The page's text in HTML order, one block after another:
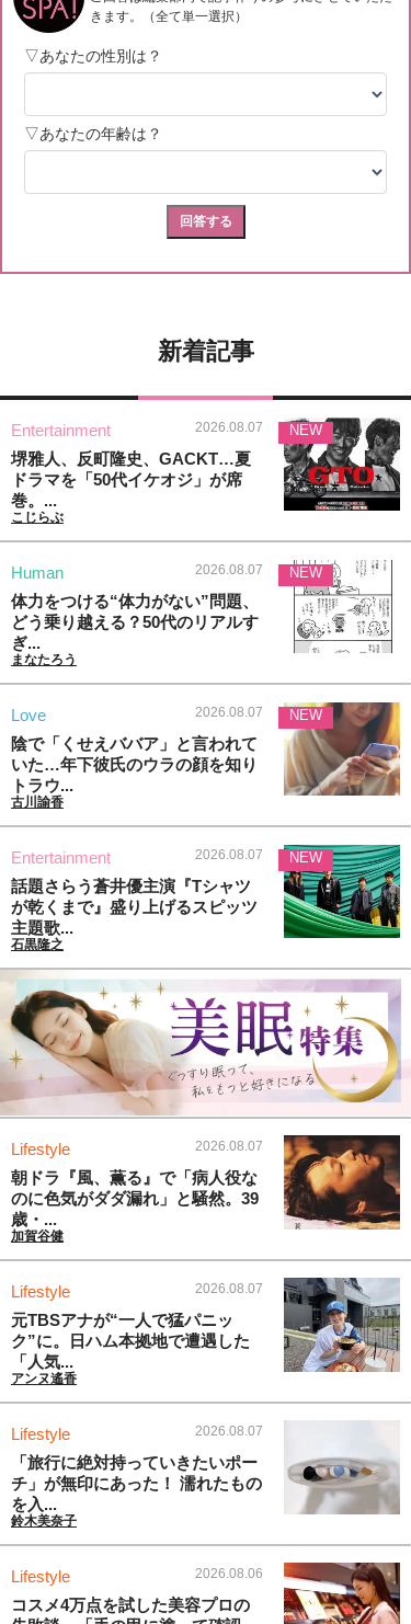
新着記事
Entertainment 2026.08.07
堺雅人、反町隆史、GACKT…夏
ドラマを「50代イケオジ」が席
巻。...
こじらぶ
NEW
Human 2026.08.07
体力をつける“体力がない”問題、
どう乗り越える？50代のリアルす
ぎ...
まなたろう
NEW
Love 2026.08.07
陰で「くせえババア」と言われて
いた…年下彼氏のウラの顔を知り
トラウ...
古川諭香
NEW
Entertainment 2026.08.07
話題さらう蒼井優主演『Tシャツ
が乾くまで』盛り上げるスピッツ
主題歌...
石黒隆之
NEW
Lifestyle 2026.08.07
朝ドラ『風、薫る』で「病人役な
のに色気がダダ漏れ」と騒然。39
歳・...
加賀谷健
Lifestyle 2026.08.07
元TBSアナが“一人で猛パニッ
ク”に。日ハム本拠地で遭遇した
「人気...
アンヌ遙香
Lifestyle 2026.08.07
「旅行に絶対持っていきたいポー
チ」が無印にあった！ 濡れたもの
を入...
鈴木美奈子
Lifestyle 2026.08.06
コスメ4万点を試した美容プロの